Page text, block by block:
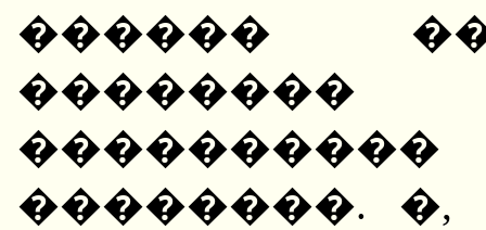
������
��������
��������. �,